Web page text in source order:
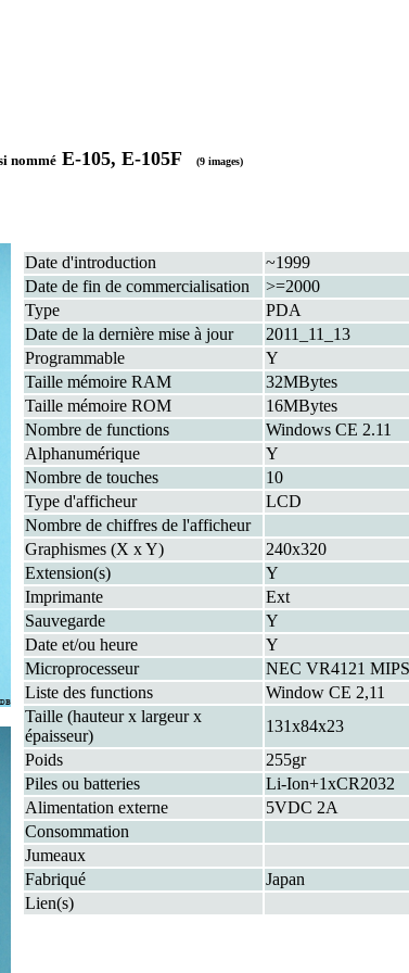
nommé E-105, E-105F (9 images)
Date d'introduction
~1999
Date de fin de commercialisation
>=2000
Type
PDA
Date de la dernière mise à jour
2011_11_13
Programmable
Y
Taille mémoire RAM
32MBytes
Taille mémoire ROM
16MBytes
Nombre de functions
Windows CE 2.11
Alphanumérique
Y
Nombre de touches
10
Type d'afficheur
LCD
Nombre de chiffres de l'afficheur
Graphismes (X x Y)
240x320
Extension(s)
Y
Imprimante
Ext
Sauvegarde
Y
Date et/ou heure
Y
Microprocesseur
NEC VR4121
Liste des functions
Window CE 2,11
Taille (hauteur x largeur x
épaisseur)
131x84x23
Poids
255gr
Piles ou batteries
Li-Ion+1xCR2032
Alimentation externe
5VDC 2A
Consommation
Jumeaux
Fabriqué
Japan
Lien(s)